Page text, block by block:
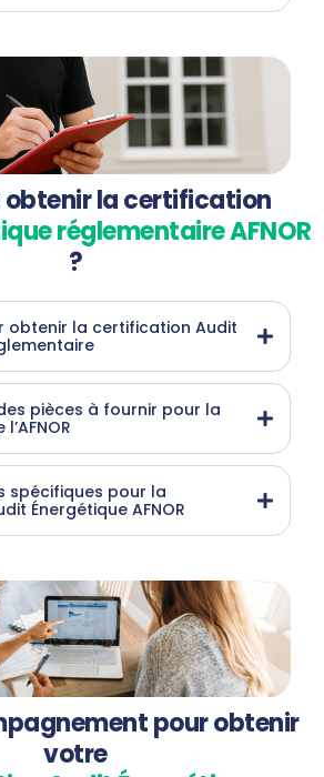
obtenir la certification
réglementaire AFNOR
?
obtenir la certification Audit
pièces à fournir pour la
spécifiques pour la
Énergétique AFNOR
pour obtenir
votre